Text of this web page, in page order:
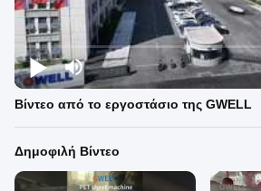
Βίντεο από το εργοστάσιο της GWELL
Δημοφιλή Βίντεο